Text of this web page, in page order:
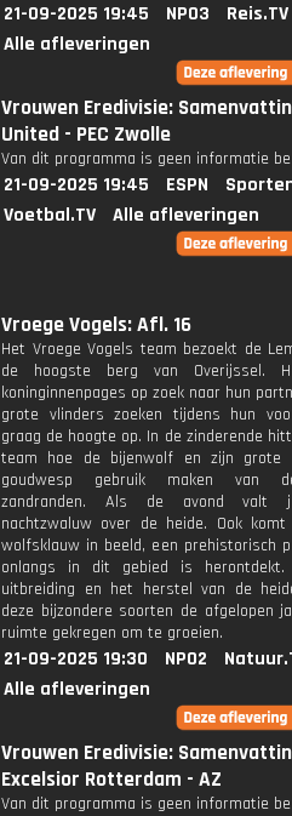
21-09-2025 19:45 NPO3
Reis.TV
Alle afleveringen
Vrouwen Eredivisie:
United - PEC Zwolle
Van dit programma is geen informatie
21-09-2025 19:45 ESPN
Voetbal.TV
Alle afleveringen
Vroege Vogels: Afl. 16
Het Vroege Vogels team bezoekt de
de hoogste berg van Overijssel.
koninginnenpages op zoek naar hun
grote vlinders zoeken tijdens hun
graag de hoogte op. In de zinderende
team hoe de bijenwolf en zijn grote
goudwesp gebruik maken van
zandranden. Als de avond valt
nachtzwaluw over de heide. Ook
wolfsklauw in beeld, een prehistorisch
onlangs in dit gebied is
uitbreiding en het herstel van de
deze bijzondere soorten de afgelopen
ruimte gekregen om te groeien.
21-09-2025 19:30 NPO2
Alle afleveringen
Vrouwen Eredivisie:
Excelsior Rotterdam - AZ
Van dit programma is geen informatie